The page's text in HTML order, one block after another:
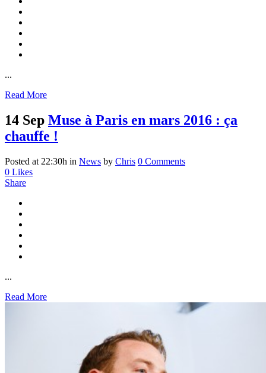
...
Read More
14 Sep Muse à Paris en mars 2016 : ça
chauffe !
Posted at 22:30h in News by Chris 0 Comments
0 Likes
Share
...
Read More